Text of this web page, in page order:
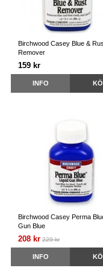
Birchwood Casey Blue &
Remover
159 kr
INFO
Birchwood Casey Perma
Gun Blue
208 kr 229 kr
INFO